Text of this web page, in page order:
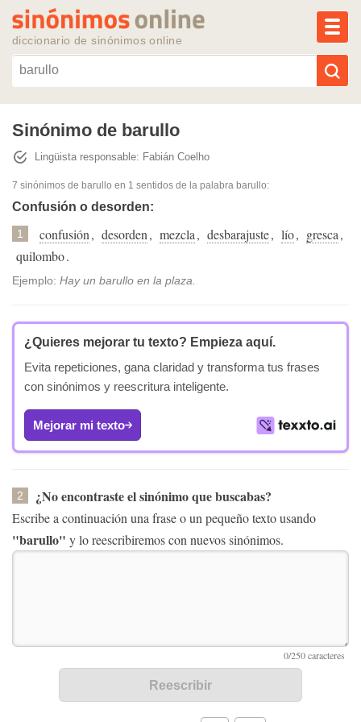
diccionario de sinónimos online
Reescribir texto con IA
Sinónimos populares
Temas populares
Temas recientes
Sinónimo de barullo
Lingüista responsable: Fabián Coelho
7 sinónimos de barullo en 1 sentidos de la palabra barullo:
Confusión o desorden:
1 confusión, desorden, mezcla, desbarajuste, lío, gresca,
quilombo.
Ejemplo: Hay un barullo en la plaza.
¿Quieres mejorar tu texto? Empieza aquí.
Evita repeticiones, gana claridad y transforma tus frases
con sinónimos y reescritura inteligente.
Mejorar mi texto
2 ¿No encontraste el sinónimo que buscabas?
Escribe a continuación una frase o un pequeño texto usando
"barullo" y lo reescribiremos con nuevos sinónimos.